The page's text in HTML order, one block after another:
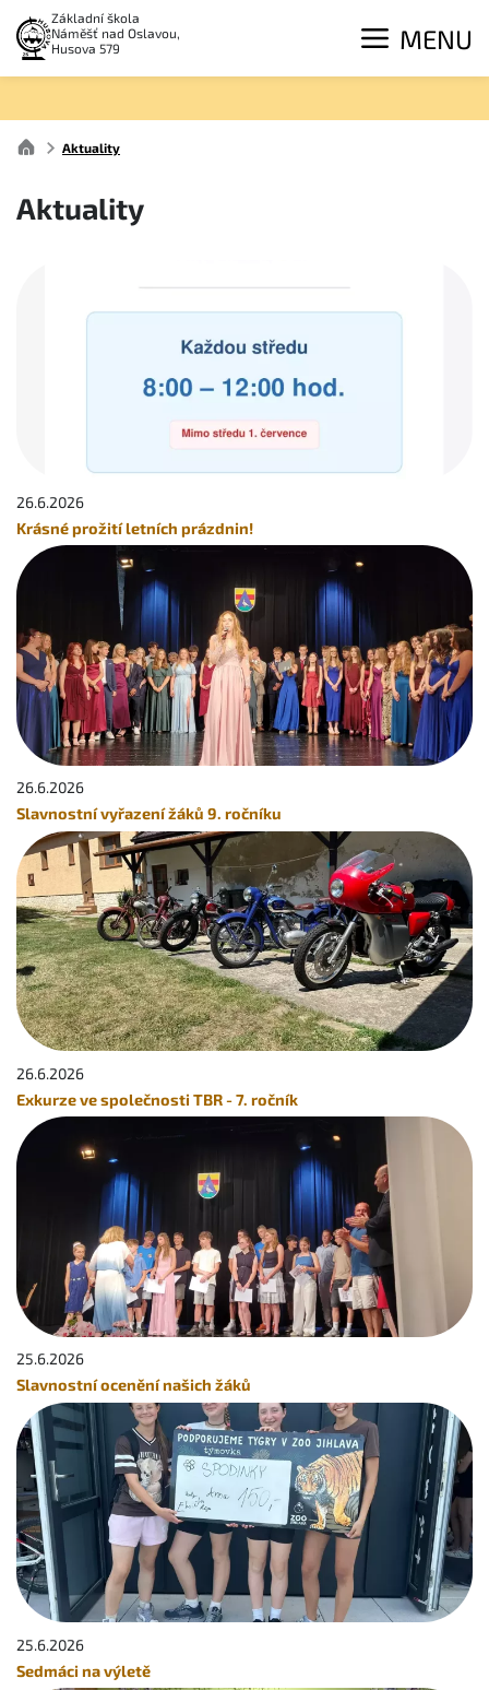
Základní škola
Náměšť nad Oslavou,
Husova 579
MENU
Aktuality
Aktuality
26.6.2026
Krásné prožití letních prázdnin!
26.6.2026
Slavnostní vyřazení žáků 9. ročníku
26.6.2026
Exkurze ve společnosti TBR - 7. ročník
25.6.2026
Slavnostní ocenění našich žáků
25.6.2026
Sedmáci na výletě